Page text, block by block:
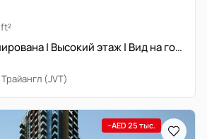
Полностью меблирована | Высокий этаж | Вид на город
(JVT)
−AED 25 тыс.